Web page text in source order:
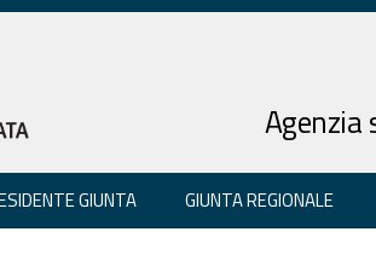
Agenzia
GIUNTA GIUNTA REGIONALE